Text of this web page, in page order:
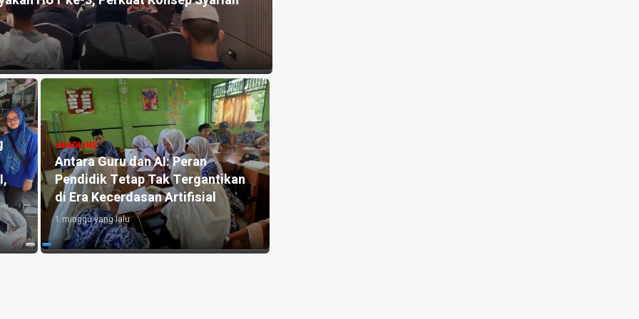
HEADLINE
Antara Guru dan AI: Peran
Pendidik Tetap Tak Tergantikan
di Era Kecerdasan Artifisial
1 minggu yang lalu